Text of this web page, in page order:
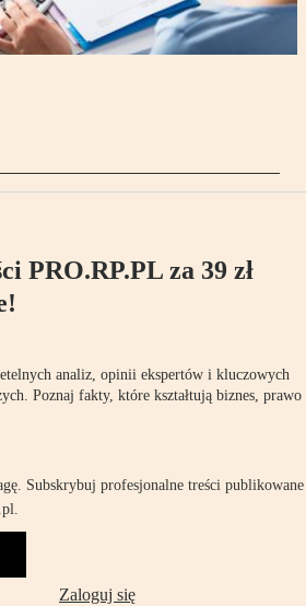
PRO.RP.PL za 39 zł
analiz, opinii ekspertów i kluczowych
Poznaj fakty, które kształtują biznes, prawo
Subskrybuj profesjonalne treści publikowane
Zaloguj się